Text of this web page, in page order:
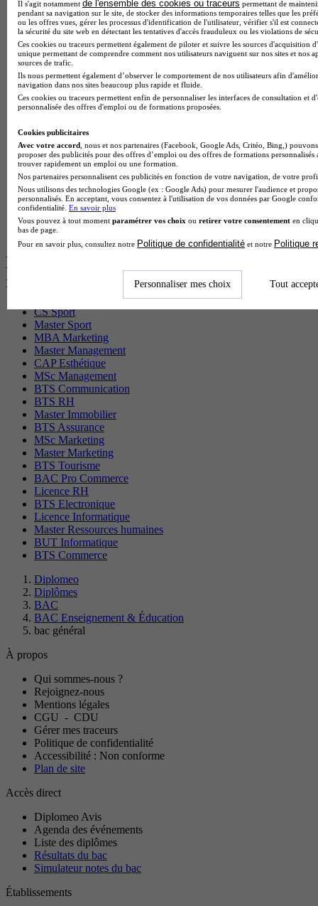
BTS Mco en alternance
BTS Pi en alternance
BTS Sp3s en alternance
Master CCA en alternance
BTS Ndrc en alternance
BTS Sam en alternance
Cap Fleuriste en alternance
BTS Sio en alternance
BTS Gpme en alternance
Cap Electricien en alternance
BTS Gpn en alternance
BTS Domotique en alternance
BAC Pro Agora en alternance
BTS Sta en alternance
BTS Iris en alternance
BTS Tpl en alternance
BTS Ati en alternance
Les diplômes par filière les plus
recherchés
CS Sport
Master Sport
MBA Marketing
Master Management
CAP Esthétique
MSc Management
BTS Communication
BTS RH
Master Immobilier
BTS Assurance
MSc Marketing
Master Marketing
BTS Tourisme
BAC Pro Commerce
Licence RH
BTS Electronique
Licence Informatique
Master Ressources humaines
BUT Informatique
BTS Commerce
Diplomeo
Diplômes
BAC
BAC Enseignement & Éducation
bac général
À propos
Qui sommes-nous ?
Rejoignez-nous
Mentions légales
CGU - CDU
Gérer mes traceurs
Politique de confidentialité
Accessibilité : Non conforme
Plan de site
Accès direct
Diplomeo Avis
Agenda des événements
Liste des diplômes
Résultats du bac
Simulateur notes du bac
Établissements
Il s'agit notamment de l'ensemble des cookies ou traceurs permettant de
pendant sa navigation sur le site, de stocker des informations temporaires telles que les
ou les offres vues, gérer les processus d'identification de l'utilisateur, vérifier s'il est
la sécurité du site web en détectant les tentatives d'accès frauduleux ou les violations de
Ces cookies ou traceurs permettent également de piloter et suivre les sources d'acquisition
unique permettant de comprendre comment nos utilisateurs naviguent sur nos sites et nos
sources de trafic.
Ils nous permettent également d’observer le comportement de nos utilisateurs afin
navigation dans nos sites beaucoup plus rapide et fluide.
Ces cookies ou traceurs permettent enfin de personnaliser les interfaces de consultation et
personnalisée des offres d'emploi ou de formations proposées.
Cookies publicitaires
Avec votre accord , nous et nos partenaires (Facebook, Google Ads, Critéo, Bing,)
proposer des publicités pour des offres d’emploi ou des offres de formations
trouver rapidement un emploi ou une formation.
Nos partenaires personnalisent ces publicités en fonction de votre navigation, de votre
Nous utilisons des technologies Google (ex : Google Ads) pour mesurer l'audience et
personnalisés. En acceptant, vous consentez à l'utilisation de vos données par Google
confidentialité. En savoir plus
Vous pouvez à tout moment paramétrer vos choix ou retirer votre consentement en
bas de page.
Pour en savoir plus, consultez notre Politique de confidentialité et notre Politique
Personnaliser mes choix Tout